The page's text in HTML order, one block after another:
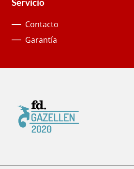
Servicio
Contacto
Garantía